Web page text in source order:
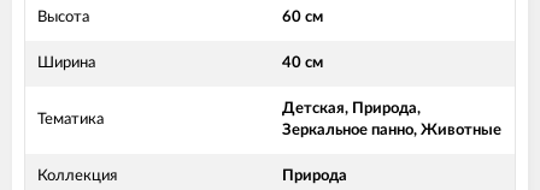
Высота 60 см
Ширина 40 см
Тематика
Детская, Природа,
Зеркальное панно, Животные
Коллекция Природа